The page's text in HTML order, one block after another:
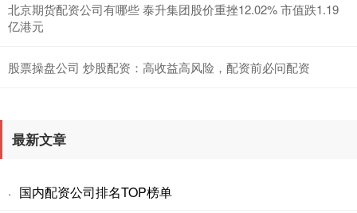
北京期货配资公司有哪些 泰升集团股价重挫12.02% 市值跌1.19
亿港元
股票操盘公司 炒股配资：高收益高风险，配资前必问配资
最新文章
· 国内配资公司排名TOP榜单